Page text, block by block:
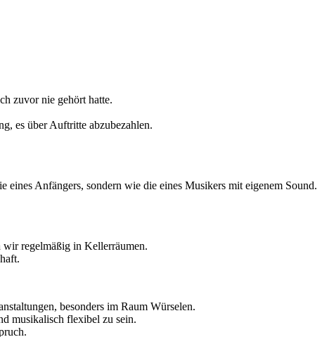
zuvor nie gehört hatte.
es über Auftritte abzubezahlen.
Anfängers, sondern wie die eines Musikers mit eigenem Sound.
regelmäßig in Kellerräumen.
besonders im Raum Würselen.
musikalisch flexibel zu sein.